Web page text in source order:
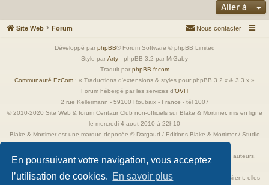
En poursuivant votre navigation, vous acceptez
l’utilisation de cookies. En savoir plus
Aller à
Site Web Forum Nous contacter
Développé par phpBB® Forum Software © phpBB Limited
Style par Arty - phpBB 3.2 par MrGaby
Traduit par phpBB-fr.com
Communauté EzCom : « Traductions d'extensions & styles pour phpBB 3.2.x & 3.3.x »
Forum hébergé par les services d’OVH
2 rue Kellermann - 59100 Roubaix - France - tél 1007
© 2010-2020 Site Web & forum Centaur Club non-officiels sur Blake & Mortimer, mis en ligne
le mercredi 4 aout 2010 à 22h10
Blake & Mortimer est une marque deposée © Dargaud / Editions Blake & Mortimer / Studio
Toutes les images incluses dans ces pages sont la propriété exclusive de leurs auteurs,
ayant droits et/ou éditeurs.
Elles ne sont ici qu'à titre de référence ou d'illustration. Si les propriétaires le désirent, elles